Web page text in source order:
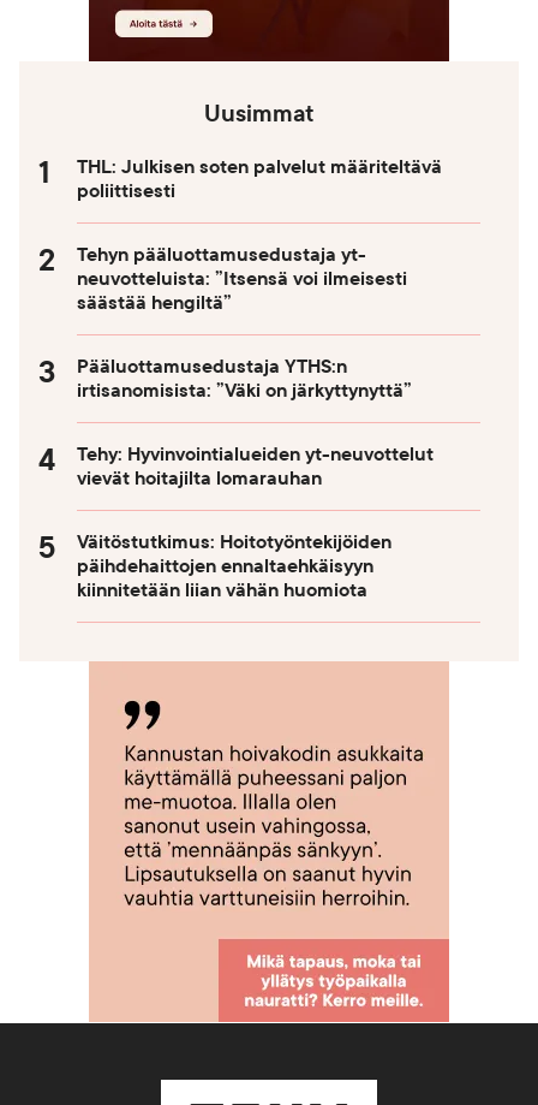
Uusimmat
THL: Julkisen soten palvelut määriteltävä
poliittisesti
Tehyn pääluottamusedustaja yt-
neuvotteluista: ”Itsensä voi ilmeisesti
säästää hengiltä”
Pääluottamusedustaja YTHS:n
irtisanomisista: ”Väki on järkyttynyttä”
Tehy: Hyvinvointialueiden yt-neuvottelut
vievät hoitajilta lomarauhan
Väitöstutkimus: Hoitotyöntekijöiden
päihdehaittojen ennaltaehkäisyyn
kiinnitetään liian vähän huomiota